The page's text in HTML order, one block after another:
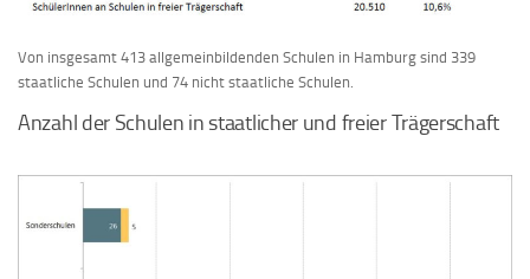
Von insgesamt 413 allgemeinbildenden Schulen in Hamburg sind 339
staatliche Schulen und 74 nicht staatliche Schulen.
Anzahl der Schulen in staatlicher und freier Trägerschaft